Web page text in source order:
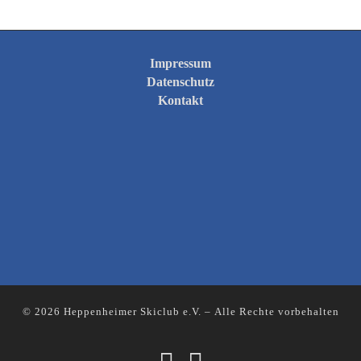
Impressum
Datenschutz
Kontakt
© 2026 Heppenheimer Skiclub e.V. – Alle Rechte vorbehalten